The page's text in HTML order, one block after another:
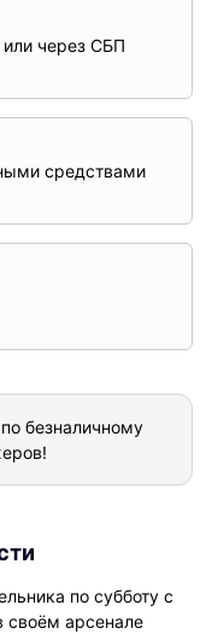
или через СБП
средствами
безналичному
по субботу с
своём арсенале